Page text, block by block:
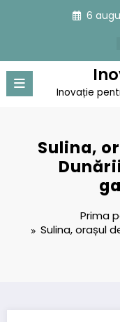
6
Inovație
Sulina,
Prima
Sulina, orașul